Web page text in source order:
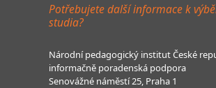
Potřebujete další informace k
studia?
Národní pedagogický institut České
informačně poradenská podpora
Senovážné náměstí 25, Praha 1